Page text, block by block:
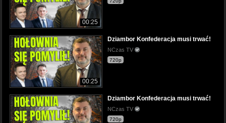
00:25
00:25
Dziambor Konfederacja musi trwać!
NCzas TV
720p
Dziambor Konfederacja musi trwać!
NCzas TV
720p